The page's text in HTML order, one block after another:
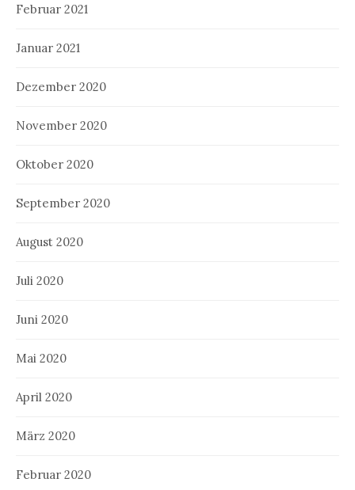
Februar 2021
Januar 2021
Dezember 2020
November 2020
Oktober 2020
September 2020
August 2020
Juli 2020
Juni 2020
Mai 2020
April 2020
März 2020
Februar 2020